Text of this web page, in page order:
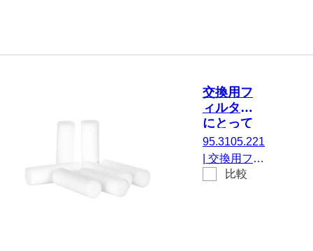
交換用フ
ィルター,
にとって
10 ml
Sarpette®
M, 50 個/
袋
95.3105.221
交換用フィ
ルター, にと
比較